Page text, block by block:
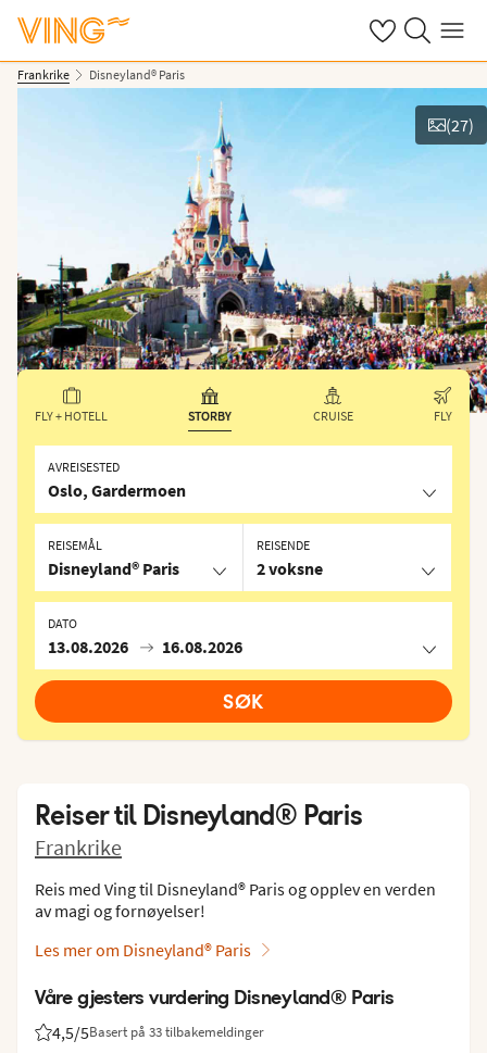
Se dine sparte
Søk påMeny
Frankrike Disneyland® Paris
Vis bilder
(27)
FLY + HOTELL STORBY CRUISE FLY
AVREISESTED
Oslo, Gardermoen
REISEMÅL
Disneyland® Paris
DATO
13.08.2026 16.08.2026
REISENDE
2 voksne
SØK
Reiser til Disneyland® Paris
Frankrike
Reis med Ving til Disneyland® Paris og opplev en verden
av magi og fornøyelser!
Les mer om Disneyland® Paris
Våre gjesters vurdering Disneyland® Paris
4,5/5 Basert på 33 tilbakemeldinger
Vurdering fra Vings gjester: 4.5/5